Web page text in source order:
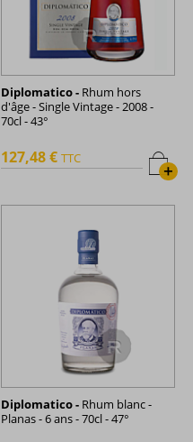
Diplomatico - Rhum hors
d'âge - Single Vintage - 2008 -
70cl - 43°
+
127,48 € TTC
Diplomatico - Rhum blanc -
Planas - 6 ans - 70cl - 47°